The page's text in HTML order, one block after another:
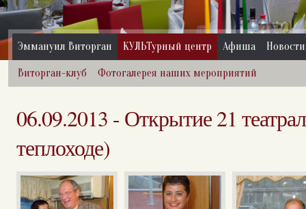
Эммануил Виторган КУЛЬТурный центр Афиша Новости
Виторган-клуб Фотогалерея наших мероприятий
06.09.2013 - Открытие 21
теплоходе)